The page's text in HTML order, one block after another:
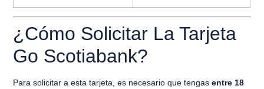
¿Cómo Solicitar La Tarjeta
Go Scotiabank?
Para solicitar a esta tarjeta, es necesario que tengasentre 18